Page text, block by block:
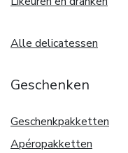
Alle delicatessen
Geschenken
Geschenkpakketten
Apéropakketten